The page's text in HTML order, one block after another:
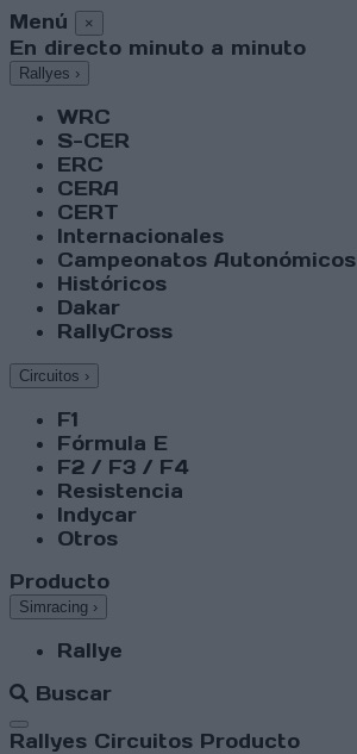
Menú ×
En directo minuto a minuto
Rallyes ›
WRC
S-CER
ERC
CERA
CERT
Internacionales
Campeonatos Autonómicos
Históricos
Dakar
RallyCross
Circuitos ›
F1
Fórmula E
F2 / F3 / F4
Resistencia
Indycar
Otros
Producto
Simracing ›
Rallye
Buscar
Abrir menú
Rallyes Circuitos Producto